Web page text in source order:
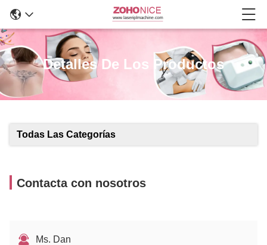
Detalles De Los Productos
Todas Las Categorías
Contacta con nosotros
Ms. Dan